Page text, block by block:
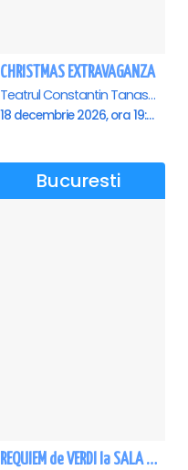
CHRISTMAS EXTRAVAGANZA
Teatrul Constantin Tanase - Sala Savoy, Bucuresti
18 decembrie 2026, ora 19:00
Bucuresti
REQUIEM de VERDI la SALA PALATULUI